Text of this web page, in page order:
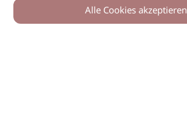
0
Alle Cookies akzeptieren